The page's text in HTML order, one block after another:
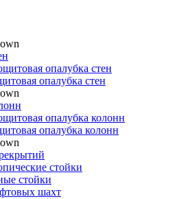
опалубка стен
опалубка стен
опалубка колонн
опалубка колонн
стойки
стойки
шахт